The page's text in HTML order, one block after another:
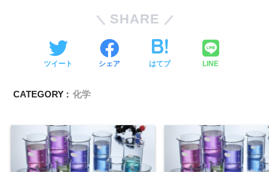
SHARE
ツイート シェア はてブ LINE
CATEGORY : 化学